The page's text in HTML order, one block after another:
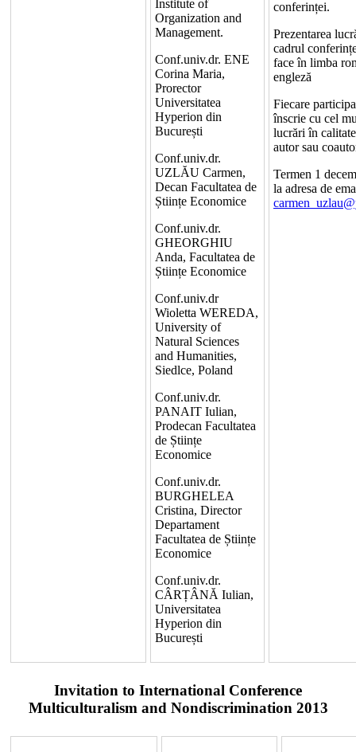
Institute of
Organization and
Management.
Conf.univ.dr. ENE
Corina Maria,
Prorector
Universitatea
Hyperion din
București
Conf.univ.dr.
UZLĂU Carmen,
Decan Facultatea de
Științe Economice
Conf.univ.dr.
GHEORGHIU
Anda, Facultatea de
Științe Economice
Conf.univ.dr
Wioletta WEREDA,
University of
Natural Sciences
and Humanities,
Siedlce, Poland
Conf.univ.dr.
PANAIT Iulian,
Prodecan Facultatea
de Științe
Economice
Conf.univ.dr.
BURGHELEA
Cristina, Director
Departament
Facultatea de Științe
Economice
Conf.univ.dr.
CÂRȚÂNĂ Iulian,
Universitatea
Hyperion din
București
conferinței.
Prezentarea
cadrul
face în limba
engleză
Fiecare
înscrie cu cel
lucrări în
autor sau
Termen 1
la adresa de
Invitation to International Conference
Multiculturalism and Nondiscrimination 2013